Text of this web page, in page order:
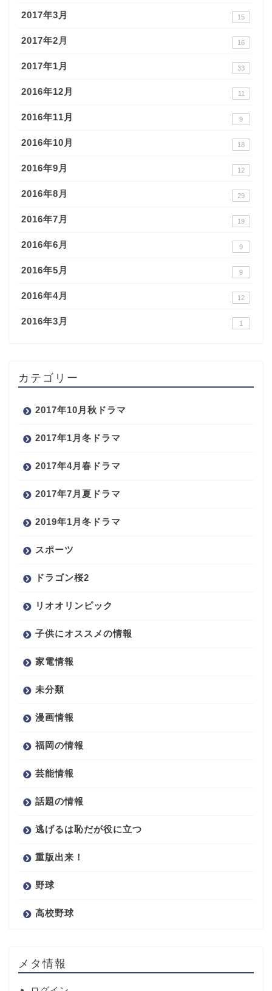
2017年3月 15
2017年2月 16
2017年1月 33
2016年12月 11
2016年11月 9
2016年10月 18
2016年9月 12
2016年8月 29
2016年7月 19
2016年6月 9
2016年5月 9
2016年4月 12
2016年3月 1
カテゴリー
2017年10月秋ドラマ
2017年1月冬ドラマ
2017年4月春ドラマ
2017年7月夏ドラマ
2019年1月冬ドラマ
スポーツ
ドラゴン桜2
リオオリンピック
子供にオススメの情報
家電情報
未分類
漫画情報
福岡の情報
芸能情報
話題の情報
逃げるは恥だが役に立つ
重版出来！
野球
高校野球
メタ情報